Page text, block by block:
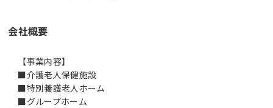
会社概要
【事業内容】
■介護老人保健施設
■特別養護老人ホーム
■グループホーム